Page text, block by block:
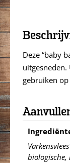
Deze “baby
gebruiken op
biologische,